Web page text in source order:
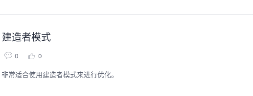
造者模式
0 0
常适合使用建造者模式来进行优化。